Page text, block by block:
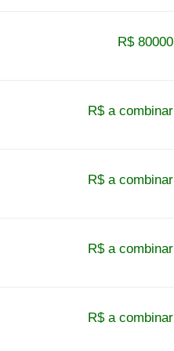
R$ 80000
R$ a combinar
R$ a combinar
R$ a combinar
R$ a combinar